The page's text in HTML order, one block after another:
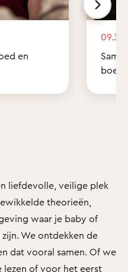
en
09.30
liefdevolle, veilige plek
theorieën,
waar je baby of
We ontdekken de
dat vooral samen. Of we
lezen of voor het eerst